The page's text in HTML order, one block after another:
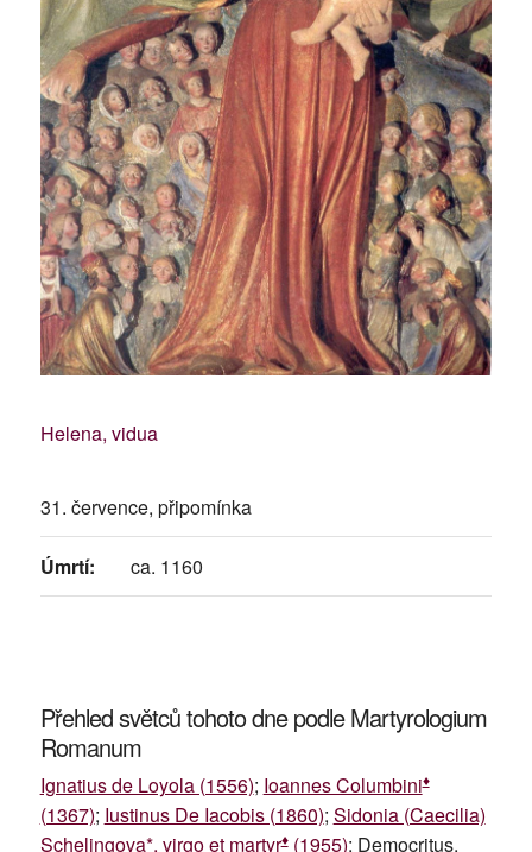
Helena, vidua
31. července, připomínka
Úmrtí: ca. 1160
Přehled světců tohoto dne podle Martyrologium
Romanum
Ignatius de Loyola (1556); Ioannes Columbini♦
(1367); Iustinus De Iacobis (1860); Sidonia (Caecilia)
Schelingova*, virgo et martyr♦(1955); Democritus,